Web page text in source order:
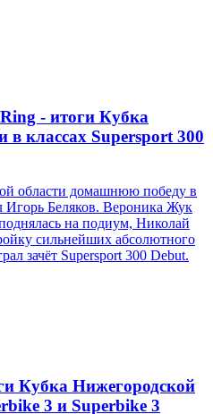
- итоги Кубка
в классах Supersport 300
области домашнюю победу в
Игорь Беляков. Вероника Жук
на подиум, Николай
сильнейших абсолютного
зачёт Supersport 300 Debut.
Кубка Нижегородской
3 и Superbike 3